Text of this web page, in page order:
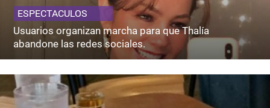
ESPECTACULOS
Usuarios organizan marcha para que Thalía
abandone las redes sociales.